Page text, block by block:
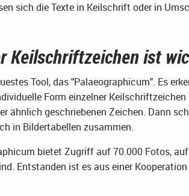
sich die Texte in Keilschrift oder in
Keilschriftzeichen ist
Tool, das "Palaeographicum". Es
Form einzelner
ähnlich geschriebenen Zeichen. Dann
in Bildertabellen zusammen.
bietet Zugriff auf 70.000 Fotos,
Entstanden ist es aus einer